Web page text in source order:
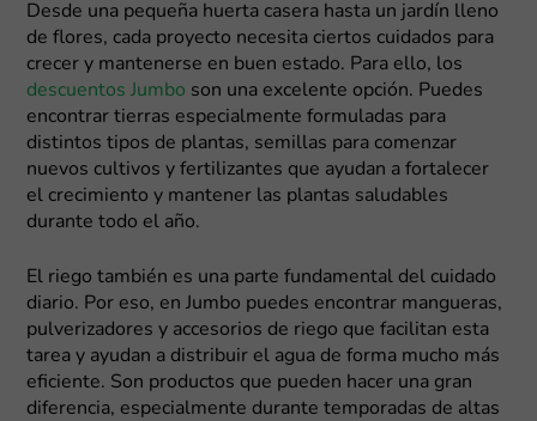
Desde una pequeña huerta casera hasta un jardín lleno
de flores, cada proyecto necesita ciertos cuidados para
crecer y mantenerse en buen estado. Para ello, los
descuentos Jumbo son una excelente opción. Puedes
encontrar tierras especialmente formuladas para
distintos tipos de plantas, semillas para comenzar
nuevos cultivos y fertilizantes que ayudan a fortalecer
el crecimiento y mantener las plantas saludables
durante todo el año.
El riego también es una parte fundamental del cuidado
diario. Por eso, en Jumbo puedes encontrar mangueras,
pulverizadores y accesorios de riego que facilitan esta
tarea y ayudan a distribuir el agua de forma mucho más
eficiente. Son productos que pueden hacer una gran
diferencia, especialmente durante temporadas de altas